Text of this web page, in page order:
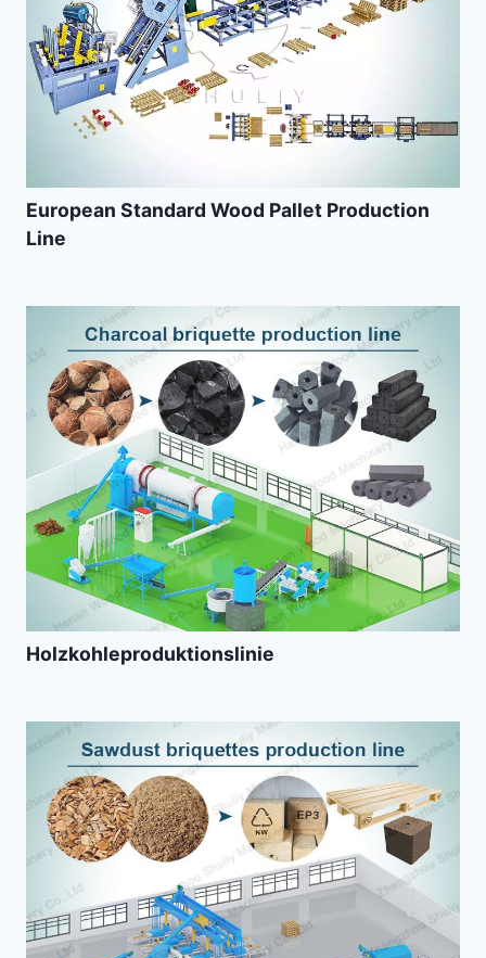
European Standard Wood Pallet Production
Line
Holzkohleproduktionslinie